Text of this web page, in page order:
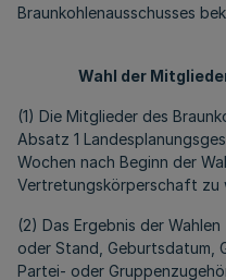
Braunkohlenausschusses
Wahl der
(1) Die Mitglieder des
Absatz 1
Wochen nach Beginn der
Vertretungskörperschaft zu
(2) Das Ergebnis der
oder Stand, Geburtsdatum,
Partei- oder